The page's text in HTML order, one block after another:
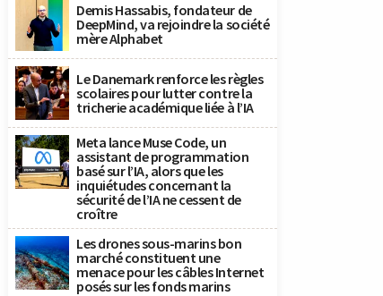
Demis Hassabis, fondateur de
DeepMind, va rejoindre la société
mère Alphabet
Le Danemark renforce les règles
scolaires pour lutter contre la
tricherie académique liée à l’IA
Meta lance Muse Code, un
assistant de programmation
basé sur l’IA, alors que les
inquiétudes concernant la
sécurité de l’IA ne cessent de
croître
Les drones sous-marins bon
marché constituent une
menace pour les câbles Internet
posés sur les fonds marins